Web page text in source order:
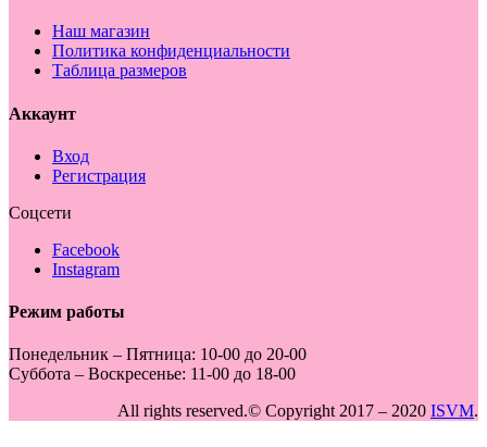
Наш магазин
Политика конфиденциальности
Таблица размеров
Аккаунт
Вход
Регистрация
Соцсети
Facebook
Instagram
Режим работы
Понедельник – Пятница: 10-00 до 20-00
Суббота – Воскресенье: 11-00 до 18-00
All rights reserved.© Copyright 2017 – 2020 ISVM.